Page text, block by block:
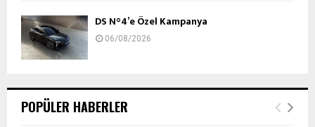
DS N°4’e Özel Kampanya
06/08/2026
POPÜLER HABERLER